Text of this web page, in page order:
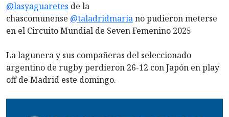
@lasyaguaretes de la
chascomunense @taladridmariano pudieron meterse
en el Circuito Mundial de Seven Femenino 2025
La lagunera y sus compañeras del seleccionado
argentino de rugby perdieron 26-12 con Japón en play
off de Madrid este domingo.